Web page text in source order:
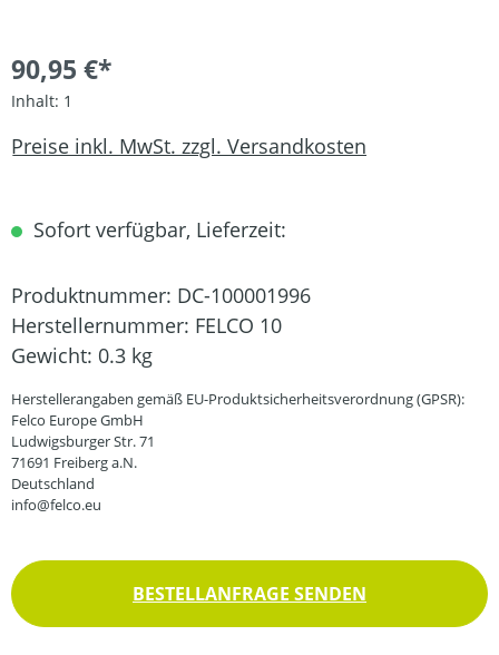
90,95 €*
Inhalt: 1
Preise inkl. MwSt. zzgl. Versandkosten
Sofort verfügbar, Lieferzeit:
Produktnummer: DC-100001996
Herstellernummer: FELCO 10
Gewicht: 0.3 kg
Herstellerangaben gemäß EU-Produktsicherheitsverordnung (GPSR):
Felco Europe GmbH
Ludwigsburger Str. 71
71691 Freiberg a.N.
Deutschland
info@felco.eu
BESTELLANFRAGE SENDEN